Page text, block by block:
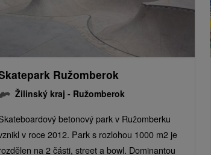
Ružomberok
Žilinský kraj - Ružomberok
betonový park v Ružomberku
v roce 2012. Park s rozlohou 1000 m2 je
na 2 části, street a bowl. Dominantou